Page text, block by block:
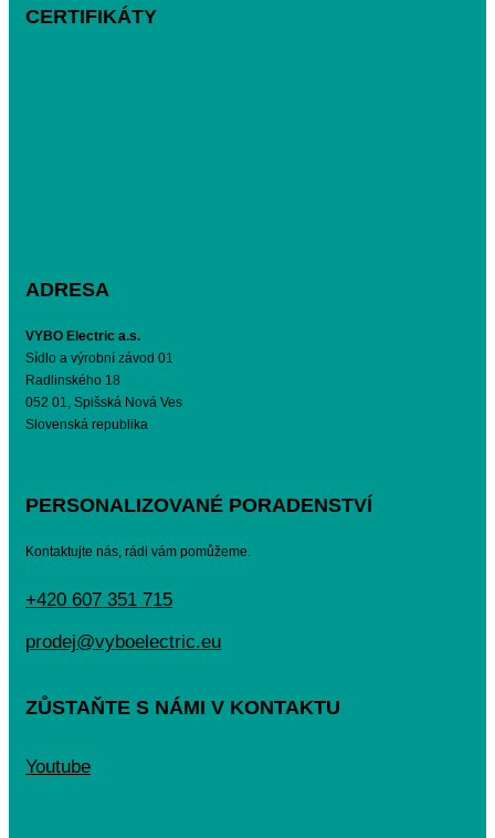
CERTIFIKÁTY
ADRESA
VYBO Electric a.s.
Sídlo a výrobní závod 01
Radlinského 18
052 01, Spišská Nová Ves
Slovenská republika
PERSONALIZOVANÉ PORADENSTVÍ
Kontaktujte nás, rádi vám pomůžeme.
+420 607 351 715
prodej@vyboelectric.eu
ZŮSTAŇTE S NÁMI V KONTAKTU
Youtube